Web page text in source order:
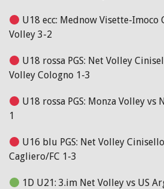
U18 ecc: Mednow Visette-Imoco
Volley 3-2
U18 rossa PGS: Net Volley
Volley Cologno 1-3
U18 rossa PGS: Monza Volley
1
U16 blu PGS: Net Volley
Cagliero/FC 1-3
1D U21: 3.im Net Volley vs US